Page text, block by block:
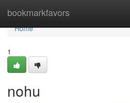
bookmarkfavors
Home
Home
1
nohu